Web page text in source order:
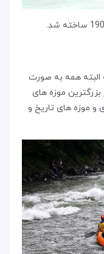
است که البته همه به صورت
موزه های
و موزه های تاریخ و